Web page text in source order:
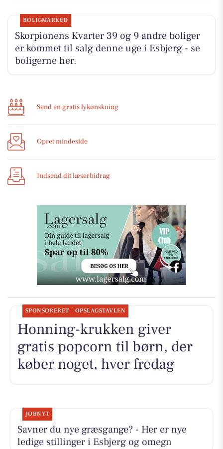
BOLIGMARKED
Skorpionens Kvarter 39 og 9 andre boliger
er kommet til salg denne uge i Esbjerg - se
boligerne her.
Send en gratis lykønskning
Opret mindeside
Indsend dit læserbidrag
SPONSORERET OPSLAGSTAVLEN
Honning-krukken giver
gratis popcorn til børn, der
køber noget, hver fredag
JOBNYT
Savner du nye græsgange? - Her er nye
ledige stillinger i Esbjerg og omegn